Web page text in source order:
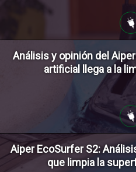
Análisis y opinión del
artificial llega a la
Aiper EcoSurfer S2:
que limpia la